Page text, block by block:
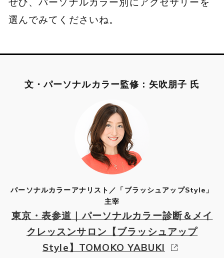
選んでみてくださいね。
文・パーソナルカラー監修：矢吹朋子 氏
パーソナルカラーアナリスト／「ブラッシュアップStyle」
主宰
東京・表参道｜パーソナルカラー診断＆メイ
クレッスンサロン【ブラッシュアップ
Style】TOMOKO YABUKI